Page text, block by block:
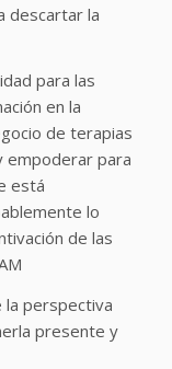
descartar la
para las
en la
de terapias
empoderar para
está
lo
de las
perspectiva
presente y